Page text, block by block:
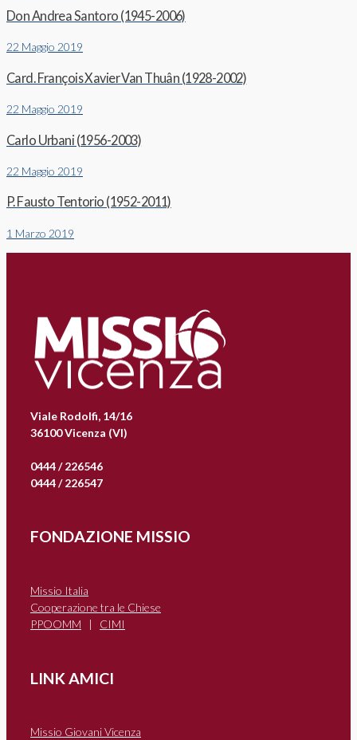
Don Andrea Santoro (1945-2006)
22 Maggio 2019
Card. François Xavier Van Thuân (1928-2002)
22 Maggio 2019
Carlo Urbani (1956-2003)
22 Maggio 2019
P. Fausto Tentorio (1952-2011)
1 Marzo 2019
Viale Rodolfi, 14/16
36100 Vicenza (VI)
0444 / 226546
0444 / 226547
FONDAZIONE MISSIO
Missio Italia
Cooperazione tra le Chiese
PPOOMM | CIMI
LINK AMICI
Missio Giovani Vicenza